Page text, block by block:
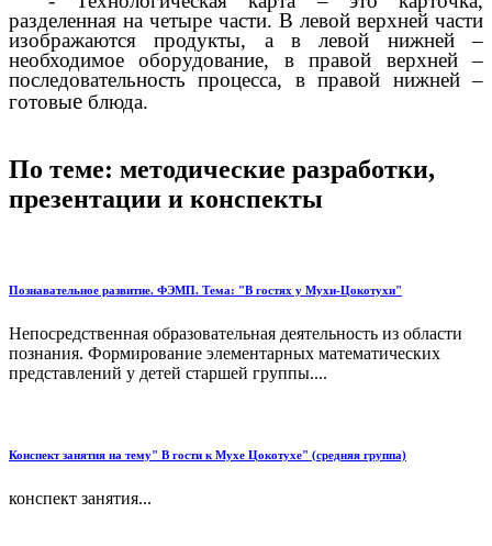
разделенная на четыре части. В левой верхней части
изображаются продукты, а в левой нижней –
необходимое оборудование, в правой верхней –
последовательность процесса, в правой нижней –
готовые блюда.
По теме: методические разработки,
презентации и конспекты
Познавательное развитие. ФЭМП. Тема: "В гостях у Мухи-Цокотухи"
Непосредственная образовательная деятельность из области
познания. Формирование элементарных математических
представлений у детей старшей группы....
Конспект занятия на тему" В гости к Мухе Цокотухе" (средняя группа)
конспект занятия...